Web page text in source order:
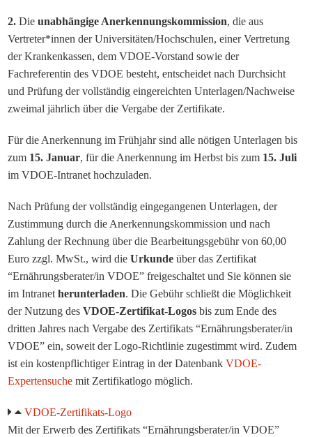
2. Dieunabhängige Anerkennungskommission, die aus
Vertreter*innen der Universitäten/Hochschulen, einer Vertretung
der Krankenkassen, dem VDOE-Vorstand sowie der
Fachreferentin des VDOE besteht, entscheidet nach Durchsicht
und Prüfung der vollständig eingereichten Unterlagen/Nachweise
zweimal jährlich über die Vergabe der Zertifikate.
Für die Anerkennung im Frühjahr sind alle nötigen Unterlagen bis
zum 15. Januar, für die Anerkennung im Herbst bis zum 15. Juli
im VDOE-Intranet hochzuladen.
Nach Prüfung der vollständig eingegangenen Unterlagen, der
Zustimmung durch die Anerkennungskommission und nach
Zahlung der Rechnung über die Bearbeitungsgebühr von 60,00
Euro zzgl. MwSt., wird dieUrkunde über das Zertifikat
“Ernährungsberater/in VDOE” freigeschaltet und Sie können sie
im Intranetherunterladen. Die Gebühr schließt die Möglichkeit
der Nutzung desVDOE-Zertifikat-Logos bis zum Ende des
dritten Jahres nach Vergabe des Zertifikats “Ernährungsberater/in
VDOE” ein, soweit der Logo-Richtlinie zugestimmt wird. Zudem
ist ein kostenpflichtiger Eintrag in der DatenbankVDOE-
Expertensuche mit Zertifikatlogo möglich.
VDOE-Zertifikats-Logo
Mit der Erwerb des Zertifikats “Ernährungsberater/in VDOE”